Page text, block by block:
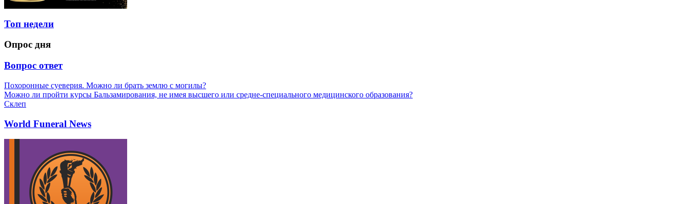
Топ недели
Опрос дня
Вопрос ответ
Похоронные суеверия. Можно ли брать землю с могилы?
Можно ли пройти курсы Бальзамирования, не имея высшего или средне-специального медицинского образования?
Склеп
World Funeral News